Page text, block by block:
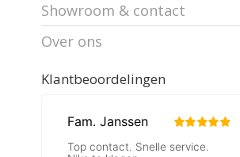
Showroom & contact
Over ons
Klantbeoordelingen